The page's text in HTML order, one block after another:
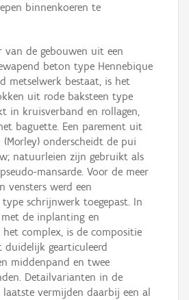
binnenkoeren te
van de gebouwen uit een
beton type Hennebique
metselwerk bestaat, is het
uit rode baksteen type
in kruisverband en rollagen,
baguette. Een parement uit
onderscheidt de pui
natuurleien zijn gebruikt als
mansarde. Voor de meer
vensters werd een
type schrijnwerk toegepast. In
de inplanting en
complex, is de compositie
gearticuleerd
middenpand en twee
Detailvarianten in de
vermijden daarbij een al